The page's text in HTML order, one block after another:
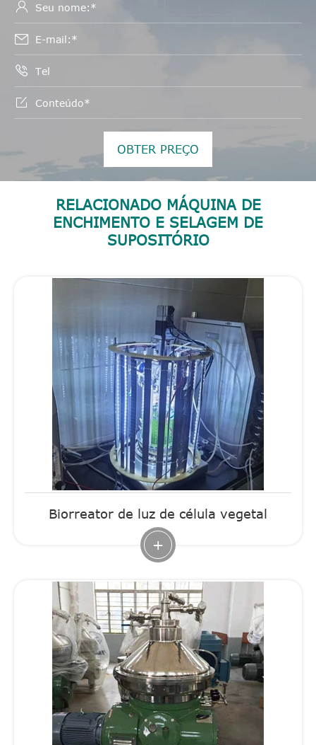




OBTER PREÇO
RELACIONADO MÁQUINA DE
ENCHIMENTO E SELAGEM DE
SUPOSITÓRIO
Biorreator de luz de célula vegetal
+